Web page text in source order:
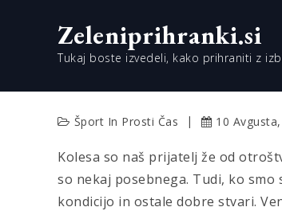
Zeleniprihranki.si
Tukaj boste izvedeli, kako prihraniti z
Šport In Prosti Čas 10
Kolesa so naš prijatelj že od
so nekaj posebnega. Tudi, ko
kondicijo in ostale dobre stvari.